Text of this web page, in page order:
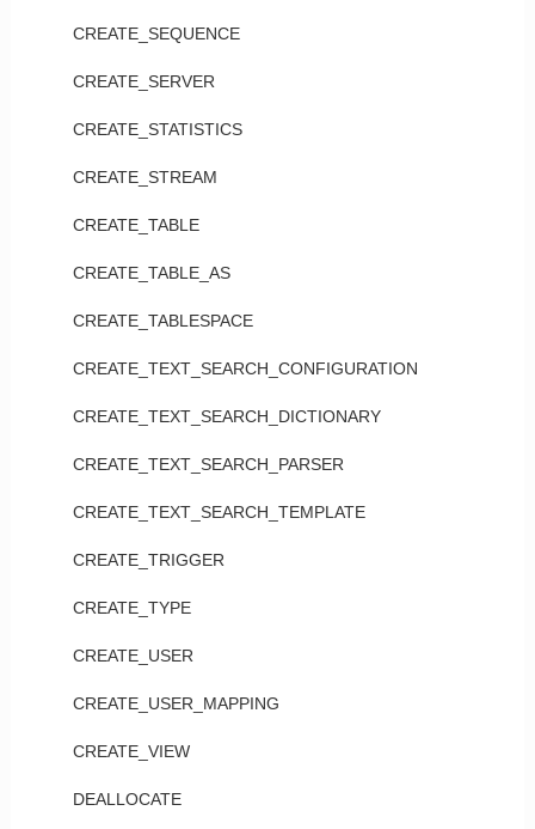
CREATE_SEQUENCE
CREATE_SERVER
CREATE_STATISTICS
CREATE_STREAM
CREATE_TABLE
CREATE_TABLE_AS
CREATE_TABLESPACE
CREATE_TEXT_SEARCH_CONFIGURATION
CREATE_TEXT_SEARCH_DICTIONARY
CREATE_TEXT_SEARCH_PARSER
CREATE_TEXT_SEARCH_TEMPLATE
CREATE_TRIGGER
CREATE_TYPE
CREATE_USER
CREATE_USER_MAPPING
CREATE_VIEW
DEALLOCATE